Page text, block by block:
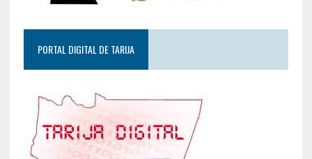
PORTAL DIGITAL DE TARIJA